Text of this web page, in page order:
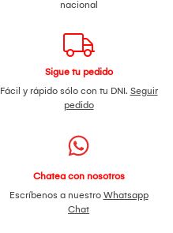
nacional
Sigue tu pedido
Fácil y rápido sólo con tu DNI. Seguir
pedido
Chatea con nosotros
Escríbenos a nuestro Whatsapp
Chat